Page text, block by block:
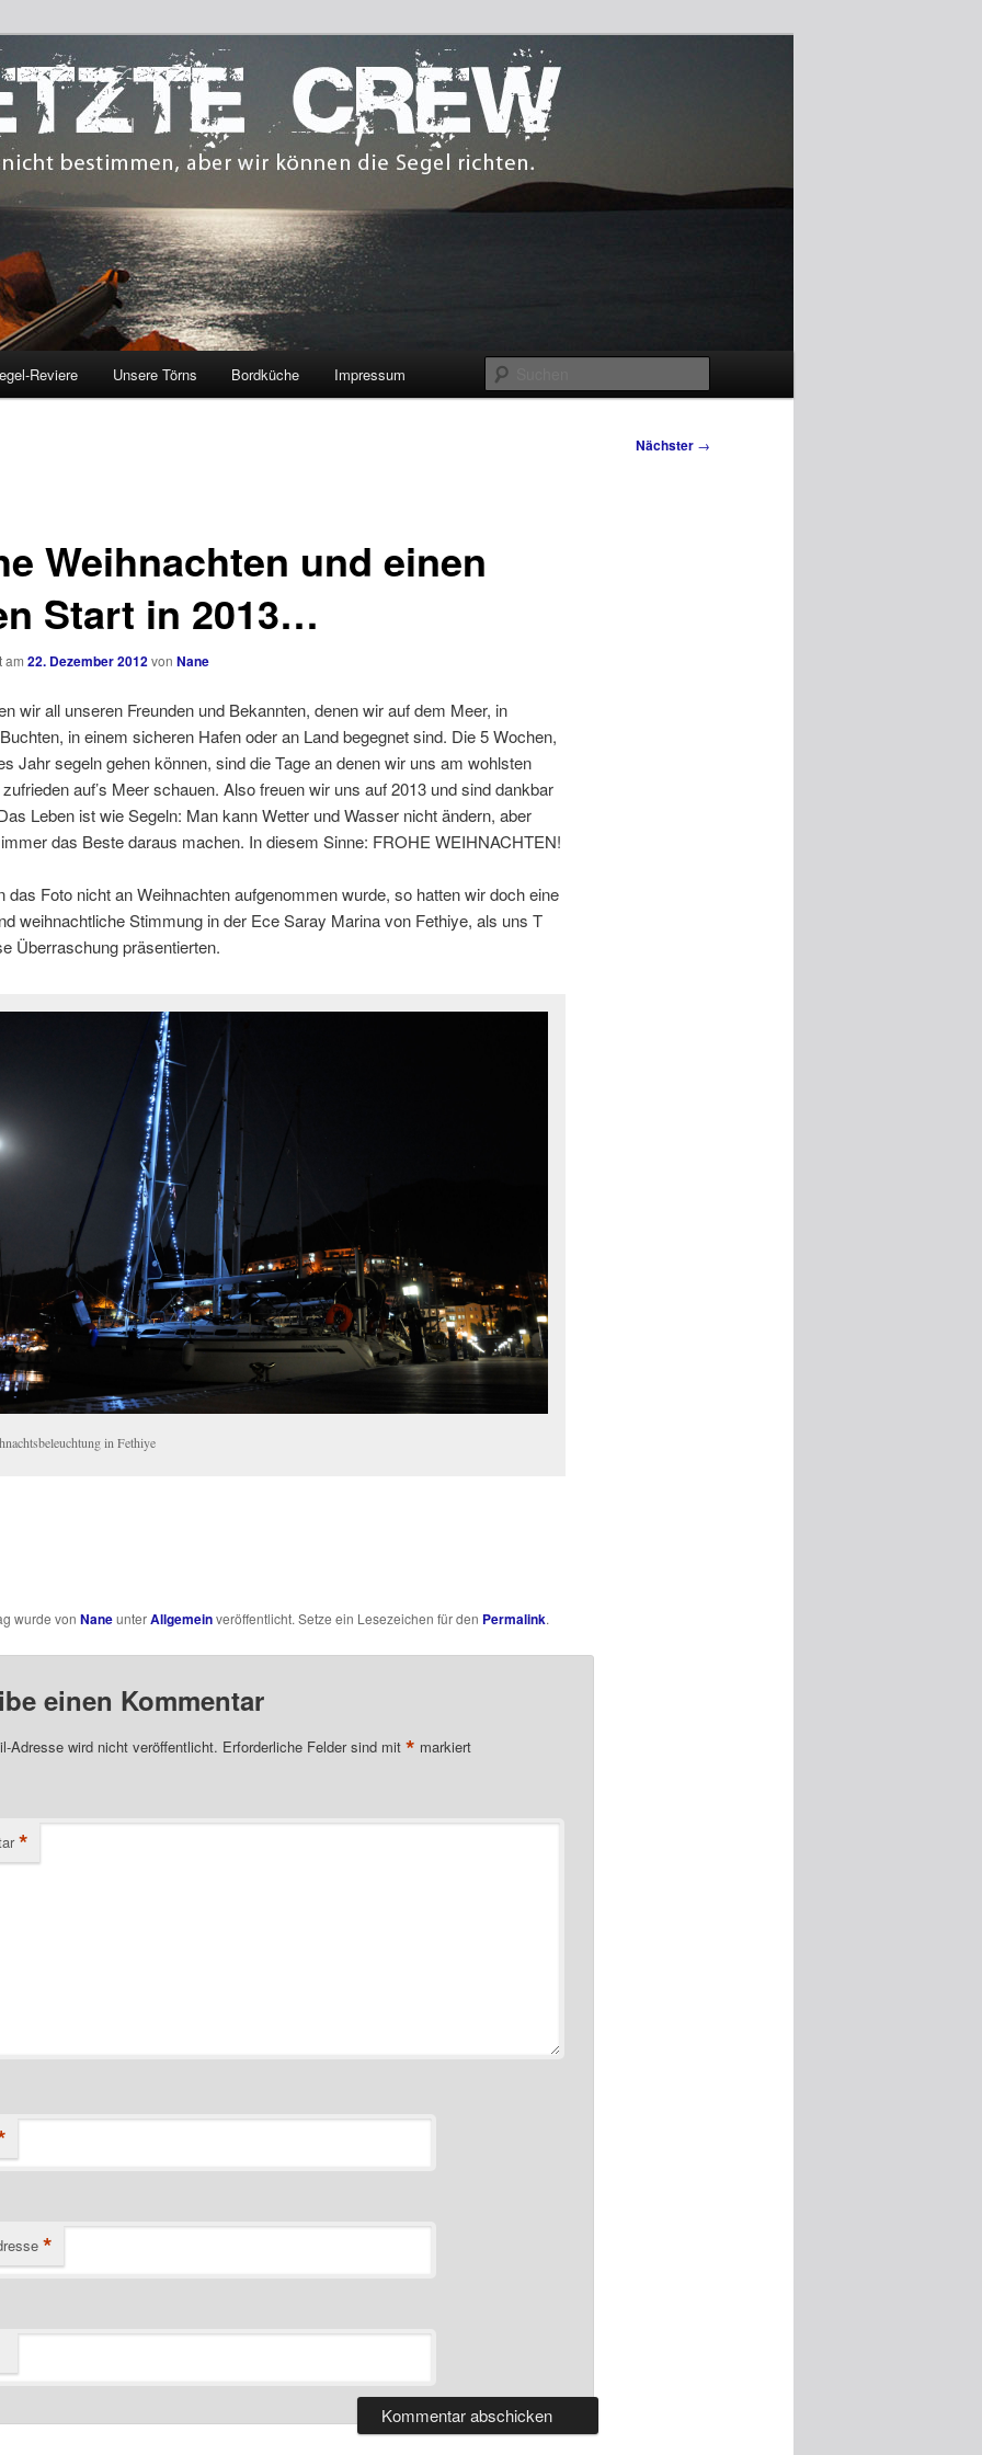
aber wir können die Segel richten.
Reviere Unsere Törns Bordküche Impressum
Nächster →
Weihnachten und einen
Start in 2013…
am 22. Dezember 2012von Nane
wir all unseren Freunden und Bekannten, denen wir auf dem Meer, in
in einem sicheren Hafen oder an Land begegnet sind. Die 5 Wochen,
Jahr segeln gehen können, sind die Tage an denen wir uns am wohlsten
auf’s Meer schauen. Also freuen wir uns auf 2013 und sind dankbar
Leben ist wie Segeln: Man kann Wetter und Wasser nicht ändern, aber
das Beste daraus machen. In diesem Sinne: FROHE WEIHNACHTEN!
das Foto nicht an Weihnachten aufgenommen wurde, so hatten wir doch eine
weihnachtliche Stimmung in der Ece Saray Marina von Fethiye, als uns T
Überraschung präsentierten.
in Fethiye
wurde von NaneunterAllgemeinveröffentlicht. Setze ein Lesezeichen für den Permalink.
einen Kommentar
Adresse wird nicht veröffentlicht. Erforderliche Felder sind mit * markiert
*
*